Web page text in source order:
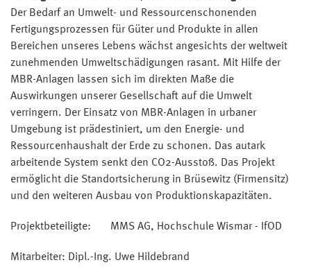
Der Bedarf an Umwelt- und Ressourcenschonenden
Fertigungsprozessen für Güter und Produkte in allen
Bereichen unseres Lebens wächst angesichts der weltweit
zunehmenden Umweltschädigungen rasant. Mit Hilfe der
MBR-Anlagen lassen sich im direkten Maße die
Auswirkungen unserer Gesellschaft auf die Umwelt
verringern. Der Einsatz von MBR-Anlagen in urbaner
Umgebung ist prädestiniert, um den Energie- und
Ressourcenhaushalt der Erde zu schonen. Das autark
arbeitende System senkt den CO2-Ausstoß. Das Projekt
ermöglicht die Standortsicherung in Brüsewitz (Firmensitz)
und den weiteren Ausbau von Produktionskapazitäten.
Projektbeteiligte: MMS AG, Hochschule Wismar - IfOD
Mitarbeiter: Dipl.-Ing. Uwe Hildebrand